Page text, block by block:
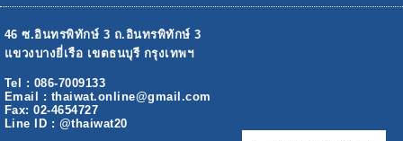
46 ซ.อินทรพิทักษ์ 3 ถ.อินทรพิทักษ์ 3
แขวงบางยี่เรือ เขตธนบุรี กรุงเทพฯ
Tel : 086-7009133
Email : thaiwat.online@gmail.com
Fax: 02-4654727
Line ID : @thaiwat20